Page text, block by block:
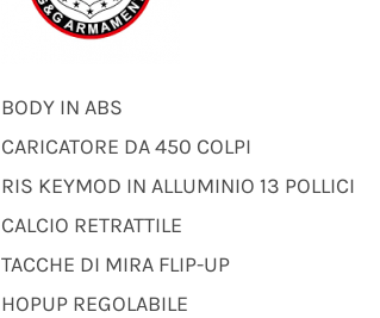
BODY IN ABS
CARICATORE DA 450 COLPI
RIS KEYMOD IN ALLUMINIO 13 POLLICI
CALCIO RETRATTILE
TACCHE DI MIRA FLIP-UP
HOPUP REGOLABILE